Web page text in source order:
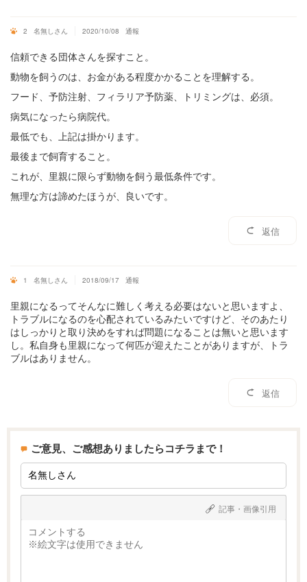
2 名無しさん 2020/10/08 通報
信頼できる団体さんを探すこと。
動物を飼うのは、お金がある程度かかることを理解する。
フード、予防注射、フィラリア予防薬、トリミングは、必須。
病気になったら病院代。
最低でも、上記は掛かります。
最後まで飼育すること。
これが、里親に限らず動物を飼う最低条件です。
無理な方は諦めたほうが、良いです。
返信
1 名無しさん 2018/09/17 通報
里親になるってそんなに難しく考える必要はないと思いますよ、
トラブルになるのを心配されているみたいですけど、そのあたり
はしっかりと取り決めをすれば問題になることは無いと思います
し。私自身も里親になって何匹が迎えたことがありますが、トラ
ブルはありません。
返信
ご意見、ご感想ありましたらコチラまで！
記事・画像引用